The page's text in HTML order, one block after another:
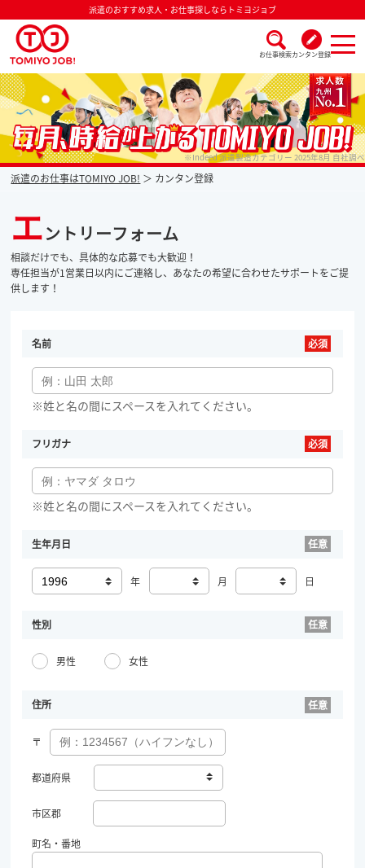
派遣のおすすめ求人・お仕事探しならトミヨジョブ
お仕事検索カンタン登録
派遣なら毎月時給が上がるトミヨジョブ ※Indeed 派遣製造カテゴリー 2025年8月 自社調べ
派遣のお仕事はTOMIYO JOB! カンタン登録
エントリーフォーム
相談だけでも、具体的な応募でも大歓迎！
専任担当が1営業日以内にご連絡し、あなたの希望に合わせたサポートをご提
供します！
名前
※姓と名の間にスペースを入れてください。
フリガナ
※姓と名の間にスペースを入れてください。
生年月日
年 月 日
性別
男性 女性
住所
〒
都道府県
市区郡
町名・番地